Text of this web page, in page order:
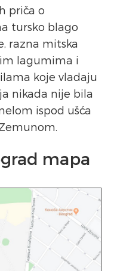
priča o
tursko blago
razna mitska
lagumima i
koje vladaju
nikada nije bila
ispod ušća
mapa